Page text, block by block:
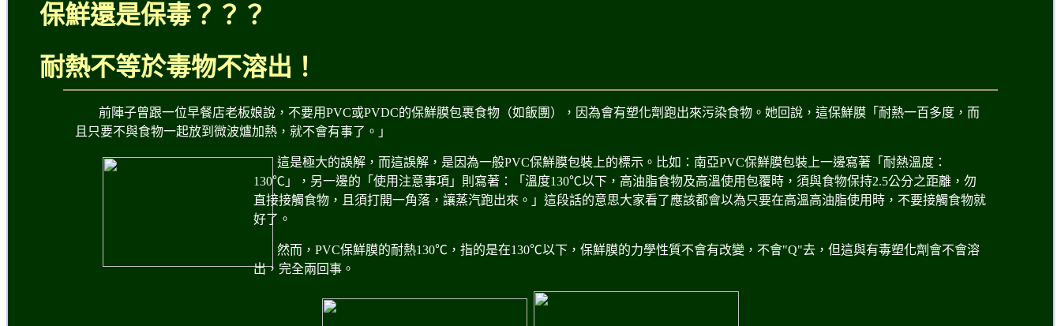
保鮮還是保毒 ？？？
耐熱不等於毒物不溶出！
前陣子曾跟一位早餐店老板娘說，不要用PVC或PVDC的保鮮膜包裹食物（如飯團），因為會有塑化劑跑出來污染食物。她回說，這保鮮膜「耐熱一百多度，而
且只要不與食物一起放到微波爐加熱，就不會有事了。」
這是極大的誤解，而這誤解，是因為一般PVC保鮮膜包裝上的標示。 比如：南亞PVC保鮮膜包裝上一邊寫著「耐熱溫度：
130℃」，另一邊的「使用注意事項」則寫著：「溫度130℃以下，高油脂食物及高溫使用包覆時，須與食物保持2.5公分之距離，勿
直接接觸食物，且須打開一角落，讓蒸汽跑出來。」這段話的意思大家看了應該都會以為只要在高溫高油脂使用時，不要接觸食物就
好了。
然而，PVC保鮮膜的耐熱130℃，指的是在130℃以下，保鮮膜的力學性質不會有改變，不會"Q"去，但這與有毒塑化劑會不會溶
出，完全兩回事。